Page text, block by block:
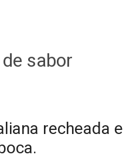
sabor
recheada e